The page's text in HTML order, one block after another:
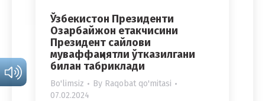
Ўзбекистон Президенти
Озарбайжон етакчисини
Президент сайлови
муваффақиятли ўтказилгани
билан табриклади
Bo'limsiz By Raqobat qo'mitasi
07.02.2024